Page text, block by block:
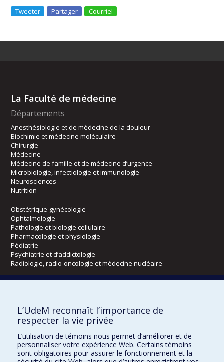
Tweeter Partager Courriel
La Faculté de médecine
Départements
Anesthésiologie et de médecine de la douleur
Biochimie et médecine moléculaire
Chirurgie
Médecine
Médecine de famille et de médecine d’urgence
Microbiologie, infectiologie et immunologie
Neurosciences
Nutrition
Obstétrique-gynécologie
Ophtalmologie
Pathologie et biologie cellulaire
Pharmacologie et physiologie
Pédiatrie
Psychiatrie et d’addictologie
Radiologie, radio-oncologie et médecine nucléaire
Kinésiologie et des sciences de l’activité physique
Orthophonie et audiologie
Directions
L’UdeM reconnaît l’importance de
respecter la vie privée
L’utilisation de témoins nous permet d’améliorer et de
personnaliser votre expérience Web. Certains témoins
sont obligatoires pour assurer le fonctionnement et la